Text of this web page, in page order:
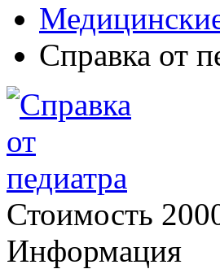
Справка от
Стоимость
Информация